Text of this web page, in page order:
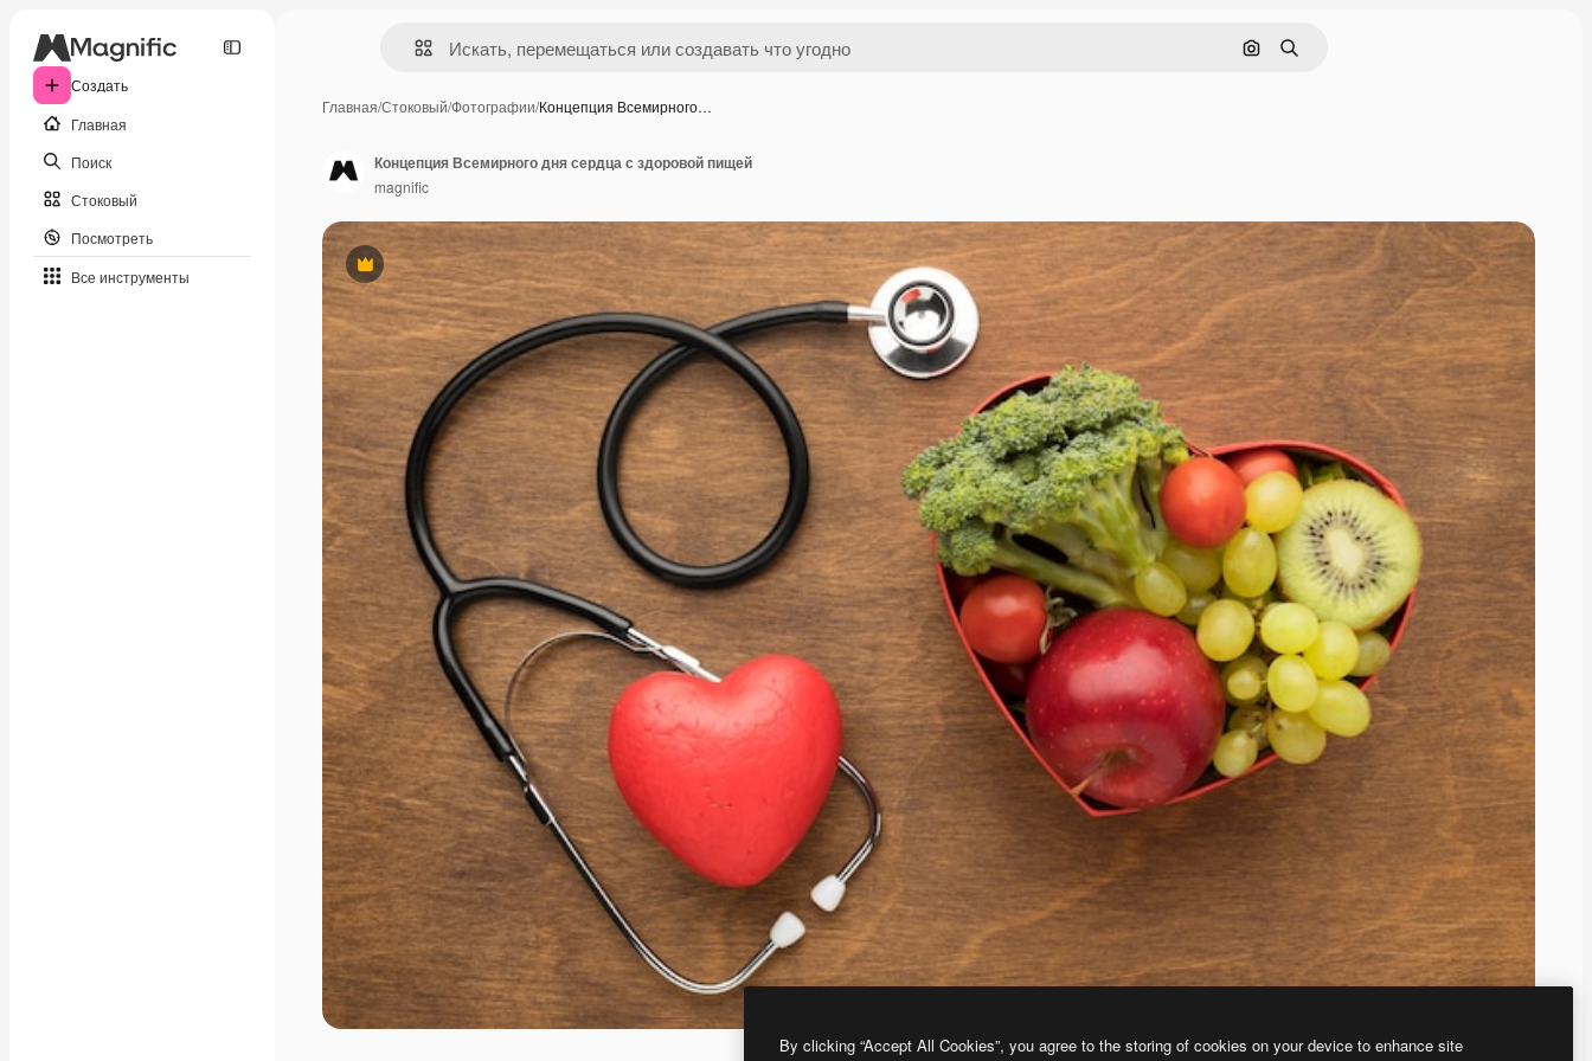
Создать
Главная
Поиск
Стоковый
Посмотреть
Все инструменты
Поиск по изображению
Поиск
Главная/Стоковый/Фотографии/Концепция Всемирного…
Премиум
Концепция Всемирного дня сердца с здоровой пищей
magnific
By clicking “Accept All Cookies”, you agree to the storing of cookies on your device to enhance site